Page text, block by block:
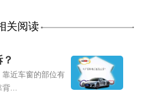
关阅读
靠近车窗的部位有
背...